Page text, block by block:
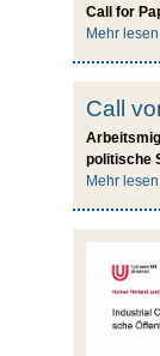
Call for
Mehr
Call
politische
Mehr